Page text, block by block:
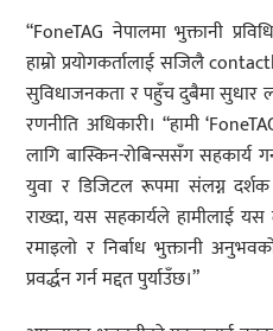
“FoneTAG नेपालमा भुक्तानी
हाम्रो प्रयोगकर्तालाई सजिलै
सुविधाजनकता र पहुँच दुबैमा सुधार
रणनीति अधिकारी। “हामी
लागि बास्किन-रोबिन्ससँग सहकार्य
युवा र डिजिटल रूपमा संलग्न
राख्दा, यस सहकार्यले हामीलाई यस
रमाइलो र निर्बाध भुक्तानी
प्रवर्द्धन गर्न मद्दत पुर्याउँछ।”